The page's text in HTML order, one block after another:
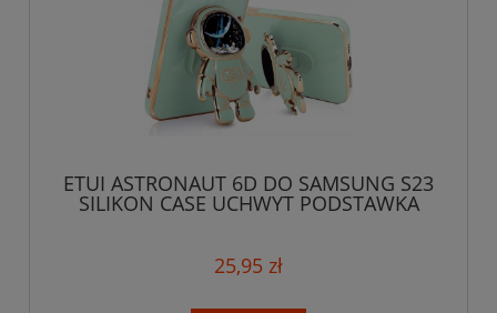
ETUI ASTRONAUT 6D DO SAMSUNG S23
SILIKON CASE UCHWYT PODSTAWKA
25,95 zł